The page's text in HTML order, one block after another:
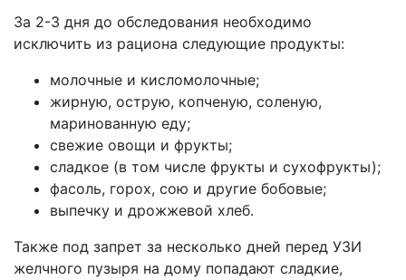
За 2-3 дня до обследования необходимо
исключить из рациона следующие продукты:
молочные и кисломолочные;
жирную, острую, копченую, соленую,
маринованную еду;
свежие овощи и фрукты;
сладкое (в том числе фрукты и сухофрукты);
фасоль, горох, сою и другие бобовые;
выпечку и дрожжевой хлеб.
Также под запрет за несколько дней перед УЗИ
желчного пузыря на дому попадают сладкие,